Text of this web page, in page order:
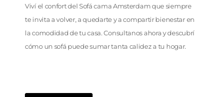
Viví el confort del Sofá cama Amsterdam que siempre
te invita a volver, a quedarte y a compartir bienestar en
la comodidad de tu casa. Consultanos ahora y descubrí
cómo un sofá puede sumar tanta calidez a tu hogar.